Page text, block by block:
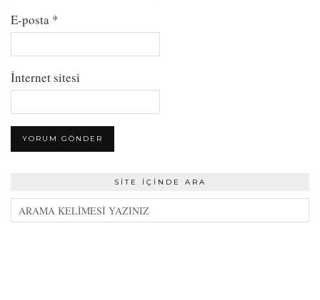
E-posta *
İnternet sitesi
SITE İÇINDE ARA